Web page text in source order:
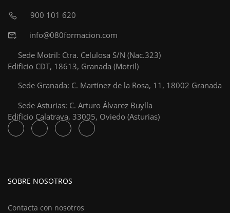
900 101 620
info@080formacion.com
Sede Motril: Ctra. Celulosa S/N (Nac.323)
Edificio CDT, 18613, Granada (Motril)
Sede Granada: C. Martínez de la Rosa, 11, 18002 Granada
Sede Asturias: C. Arturo Álvarez Buylla
Edificio Calatrava, 33005, Oviedo (Asturias)
SOBRE NOSOTROS
Contacta con nosotros